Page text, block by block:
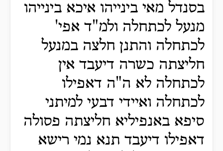
בסנדל מאי בינייהו איכא בינייהו
מנעל לכתחלה ולמ"ד אפי'
לכתחלה והתנן חלצה במנעל
חליצתה כשרה דיעבד אין
לכתחלה לא ה"ה דאפילו
לכתחלה ואיידי דבעי למיתני
סיפא באנפיליא חליצתה פסולה
דאפילו דיעבד תנא נמי רישא